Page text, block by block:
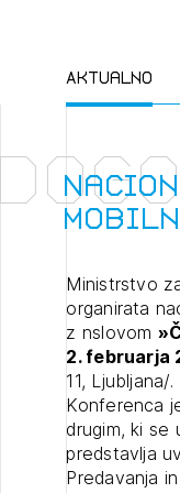
Aktualno
Novice
Natečaji
Dogodki
Ministrstvo
organirata
z nslovom
2. februarja
11, Ljubljana/.
Konferenca
drugim, ki se
predstavlja
Predavanja